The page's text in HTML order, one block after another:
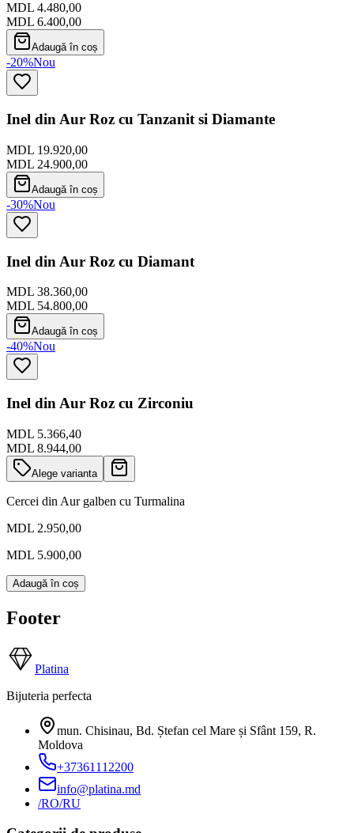
MDL 4.480,00
MDL 6.400,00
Adaugă în coș
-20%Nou
Inel din Aur Roz cu Tanzanit si Diamante
MDL 19.920,00
MDL 24.900,00
Adaugă în coș
-30%Nou
Inel din Aur Roz cu Diamant
MDL 38.360,00
MDL 54.800,00
Adaugă în coș
-40%Nou
Inel din Aur Roz cu Zirconiu
MDL 5.366,40
MDL 8.944,00
Alege varianta
Cercei din Aur galben cu Turmalina
MDL 2.950,00
MDL 5.900,00
Adaugă în coș
Footer
Platina
Bijuteria perfecta
mun. Chisinau, Bd. Ștefan cel Mare și Sfânt 159, R.
Moldova
+37361112200
info@platina.md
/RO/RU